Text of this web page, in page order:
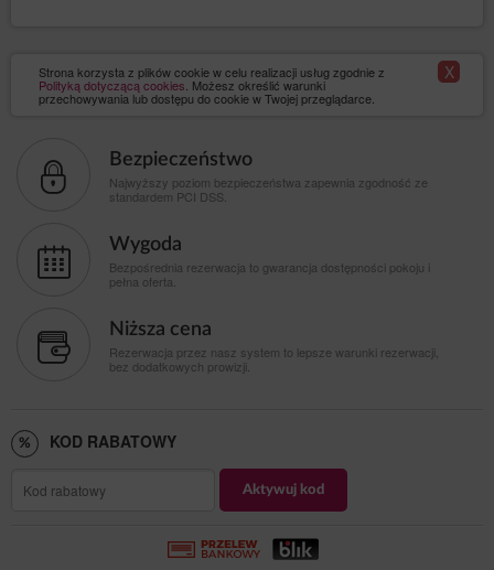
Strona korzysta z plików cookie w celu realizacji usług zgodnie z
Polityką dotyczącą cookies. Możesz określić warunki
przechowywania lub dostępu do cookie w Twojej przeglądarce.
X
Bezpieczeństwo
Najwyższy poziom bezpieczeństwa zapewnia zgodność ze
standardem PCI DSS.
Wygoda
Bezpośrednia rezerwacja to gwarancja dostępności pokoju i
pełna oferta.
Niższa cena
Rezerwacja przez nasz system to lepsze warunki rezerwacji,
bez dodatkowych prowizji.
KOD RABATOWY
Aktywuj kod